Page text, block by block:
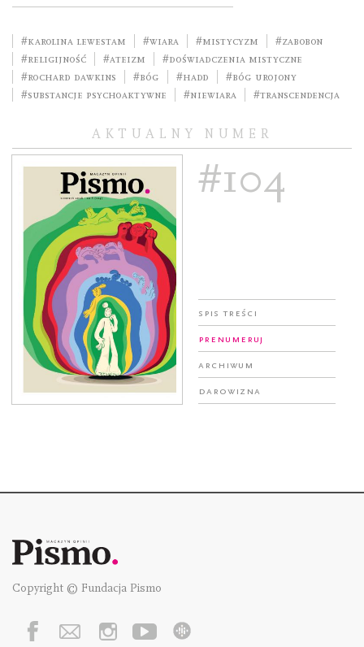
#Karolina Lewestam #wiara #mistycyzm
#zabobon
#religijność
#ateizm
#doświadczenia mistyczne
#Rochard Dawkins
#Bóg #HADD
#Bóg urojony
#substancje psychoaktywne
#niewiara #transcendencja
AKTUALNY NUMER
#104
Spis treści
Prenumeruj
Archiwum
Darowizna
Copyright © Fundacja Pismo